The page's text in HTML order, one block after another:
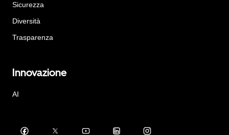
Sicurezza
Diversità
Trasparenza
Innovazione
AI